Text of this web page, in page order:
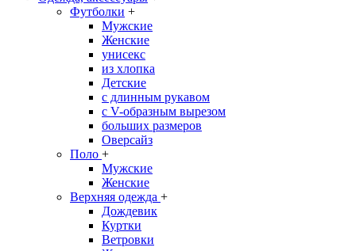
Футболки +
Мужские
Женские
унисекс
из хлопка
Детские
с длинным рукавом
с V-образным вырезом
больших размеров
Оверсайз
Поло +
Мужские
Женские
Верхняя одежда +
Дождевик
Куртки
Ветровки